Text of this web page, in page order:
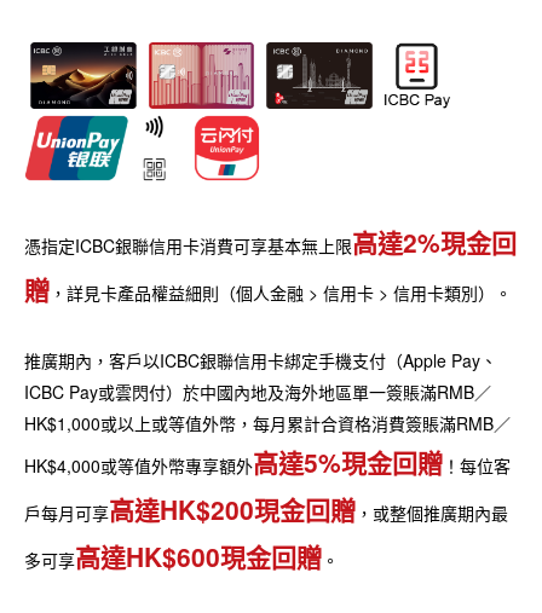
憑指定ICBC銀聯信用卡消費可享基本無上限高達2%現金回
贈 ，詳見卡產品權益細則（個人金融 > 信用卡 > 信用卡類別）。
推廣期內，客戶以ICBC銀聯信用卡綁定手機支付（Apple Pay、
ICBC Pay或雲閃付）於中國內地及海外地區單一簽賬滿RMB／
HK$1,000或以上或等值外幣，每月累計合資格消費簽賬滿RMB／
HK$4,000或等值外幣專享額外高達5%現金回贈 ！每位客
戶每月可享高達HK$200現金回贈 ，或整個推廣期內最
多可享高達HK$600現金回贈 。